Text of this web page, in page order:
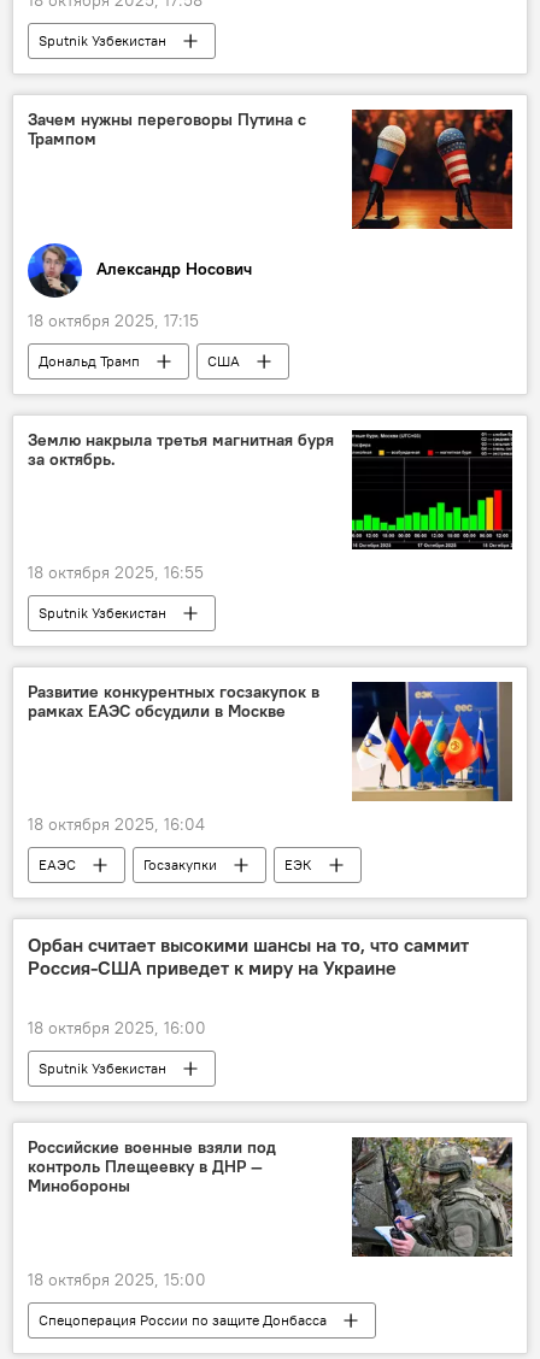
Sputnik Узбекистан
Зачем нужны переговоры Путина с
Трампом
Александр Носович
18 октября 2025, 17:15
Дональд Трамп
США
Владимир Путин
Россия
В мире
Землю накрыла третья магнитная буря
за октябрь.
18 октября 2025, 16:55
Sputnik Узбекистан
Развитие конкурентных госзакупок в
рамках ЕАЭС обсудили в Москве
18 октября 2025, 16:04
ЕАЭС Госзакупки
ЕЭК
Москва
Орбан считает высокими шансы на то, что саммит
Россия-США приведет к миру на Украине
18 октября 2025, 16:00
Sputnik Узбекистан
Спецоперация России по защите Донбасса
Российские военные взяли под
контроль Плещеевку в ДНР —
Минобороны
18 октября 2025, 15:00
Спецоперация России по защите Донбасса